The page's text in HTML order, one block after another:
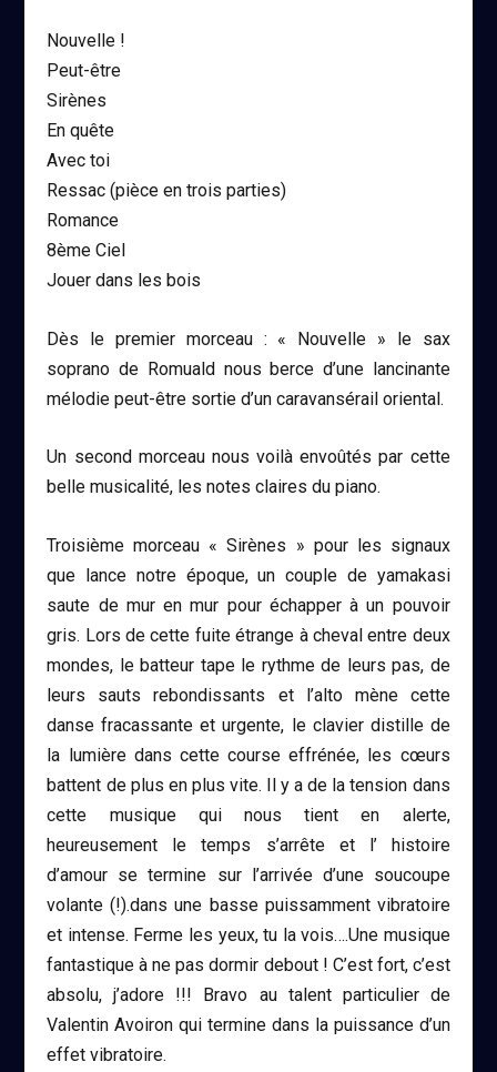
Nouvelle !
Peut-être
Sirènes
En quête
Avec toi
Ressac (pièce en trois parties)
Romance
8ème Ciel
Jouer dans les bois
Dès le premier morceau : « Nouvelle » le sax
soprano de Romuald nous berce d’une lancinante
mélodie peut-être sortie d’un caravansérail oriental.
Un second morceau nous voilà envoûtés par cette
belle musicalité, les notes claires du piano.
Troisième morceau « Sirènes » pour les signaux
que lance notre époque, un couple de yamakasi
saute de mur en mur pour échapper à un pouvoir
gris. Lors de cette fuite étrange à cheval entre deux
mondes, le batteur tape le rythme de leurs pas, de
leurs sauts rebondissants et l’alto mène cette
danse fracassante et urgente, le clavier distille de
la lumière dans cette course effrénée, les cœurs
battent de plus en plus vite. Il y a de la tension dans
cette musique qui nous tient en alerte,
heureusement le temps s’arrête et l’ histoire
d’amour se termine sur l’arrivée d’une soucoupe
volante (!).dans une basse puissamment vibratoire
et intense. Ferme les yeux, tu la vois….Une musique
fantastique à ne pas dormir debout ! C’est fort, c’est
absolu, j’adore !!! Bravo au talent particulier de
Valentin Avoiron qui termine dans la puissance d’un
effet vibratoire.